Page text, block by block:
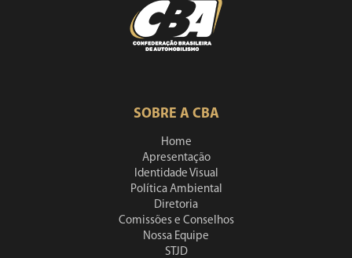
SOBRE A CBA
Home
Apresentação
Identidade Visual
Política Ambiental
Diretoria
Comissões e Conselhos
Nossa Equipe
STJD